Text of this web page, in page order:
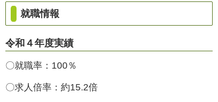
就職情報
令和４年度実績
〇就職率：100％
〇求人倍率：約15.2倍